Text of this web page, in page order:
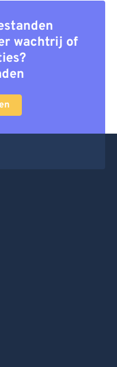
wachtrij of